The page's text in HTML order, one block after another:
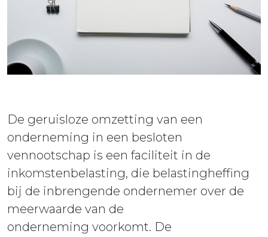
De geruisloze omzetting van een
onderneming in een besloten
vennootschap is een faciliteit in de
inkomstenbelasting, die belastingheffing
bij de inbrengende ondernemer over de
meerwaarde van de
onderneming voorkomt. De